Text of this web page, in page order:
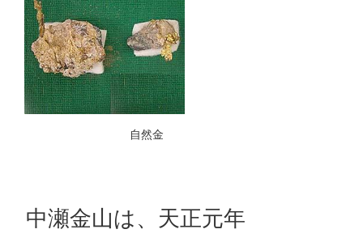
自然金
中瀬金山は、天正元年